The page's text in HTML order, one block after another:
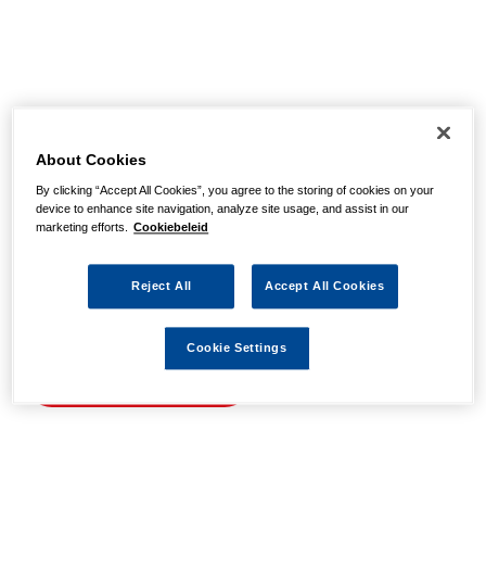
pagina niet kunnen
vinden
Wellicht zit er een spel- of typfout in de URL of is de
actie waarnaar u zocht al verlopen. We hopen u weer op
About Cookies
By clicking “Accept All Cookies”, you agree to the storing of cookies on your
device to enhance site navigation, analyze site usage, and assist in our
marketing efforts. Cookiebeleid
Reject All Accept All Cookies
Cookie Settings